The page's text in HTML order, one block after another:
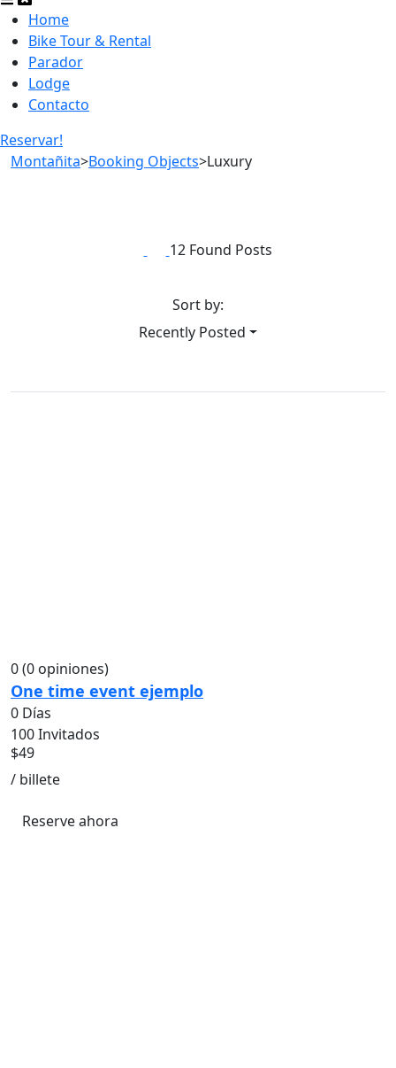
Home
Bike Tour & Rental
Parador
Lodge
Contacto
Reservar!
Montañita>Booking Objects>Luxury
12 Found Posts
Sort by:
Recently Posted
0(0 opiniones)
One time event ejemplo
0 Días
100 Invitados
$49
/ billete
Reserve ahora